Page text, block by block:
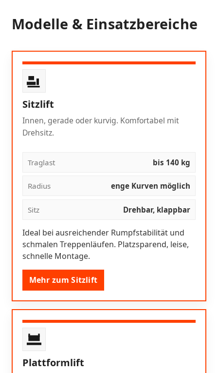
Modelle & Einsatzbereiche
Sitzlift
Innen, gerade oder kurvig. Komfortabel mit
Drehsitz.
Traglast bis 140 kg
Radius enge Kurven möglich
Sitz Drehbar, klappbar
Ideal bei ausreichender Rumpfstabilität und
schmalen Treppenläufen. Platzsparend, leise,
schnelle Montage.
Mehr zum Sitzlift
Plattformlift